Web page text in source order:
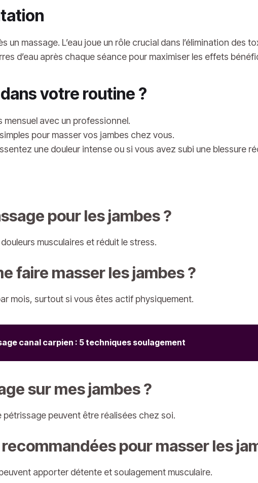
un massage. L’eau joue un rôle crucial dans l’élimination des
d’eau après chaque séance pour maximiser les effets
votre routine ?
avec un professionnel.
pour masser vos jambes chez vous.
une douleur intense ou si vous avez subi une blessure
pour les jambes ?
musculaires et réduit le stress.
faire masser les jambes ?
mois, surtout si vous êtes actif physiquement.
canal carpien : 5 techniques soulagement
sur mes jambes ?
pétrissage peuvent être réalisées chez soi.
pour masser les
apporter détente et soulagement musculaire.